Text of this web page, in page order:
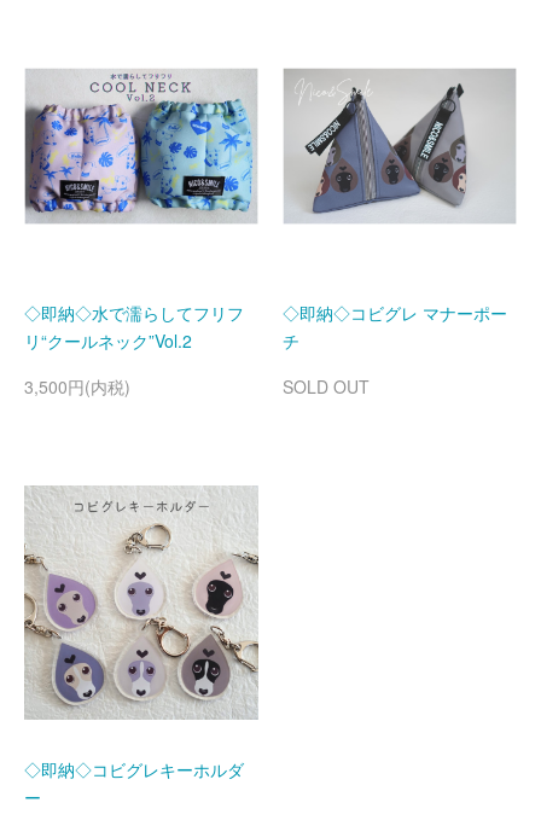
◇即納◇水で濡らしてフリフ
リ“クールネック”Vol.2
3,500円(内税)
◇即納◇コビグレ マナーポー
チ
SOLD OUT
◇即納◇コビグレキーホルダ
ー